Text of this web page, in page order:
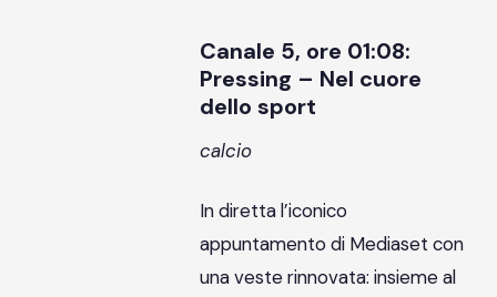
Canale 5, ore 01:08:
Pressing – Nel cuore
dello sport
calcio
In diretta l’iconico
appuntamento di Mediaset con
una veste rinnovata: insieme al